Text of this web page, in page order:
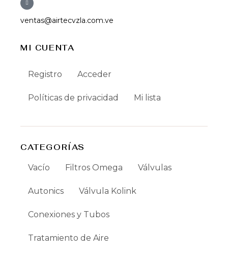
ventas@airtecvzla.com.ve
MI CUENTA
Registro Acceder
Políticas de privacidad Mi lista
CATEGORÍAS
Vacío Filtros Omega Válvulas
Autonics Válvula Kolink
Conexiones y Tubos
Tratamiento de Aire